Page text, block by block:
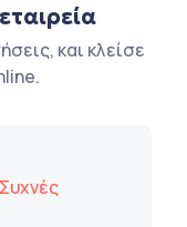
και κλείσε
Συχνές